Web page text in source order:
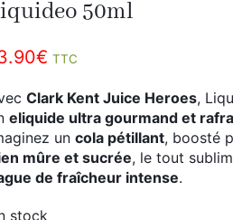
50ml
€ TTC
Clark Kent Juice Heroes,
eliquide ultra gourmand et
un cola pétillant, boosté
mûre et sucrée, le tout
de fraîcheur intense.
stock
10ml
50ml
100ml